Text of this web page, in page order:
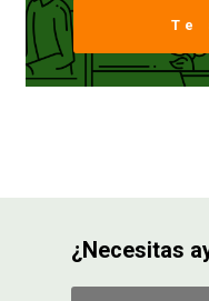
Te
¿Necesitas